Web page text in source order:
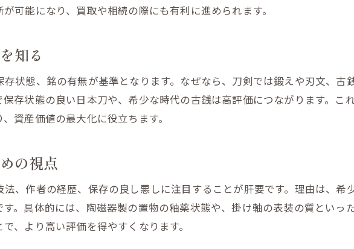
日本刀や置物の買取依頼時の注意点を解説
オンライン査定と店舗買取の違いと活用法
古銭や置物の高価買取を叶える秘訣
骨董品や古銭の高価買取を実現するコツ
茶道具・掛け軸と古銭の買取相場の違い解説
福島市で人気の骨董品買取サービス活用術
買取査定を上げるための保管方法とポイント
日本刀や古銭の価値を見逃さない査定方法
可能になり、買取や相続の際にも有利に進められます。
知る
状態、銘の有無が基準となります。なぜなら、刀剣では鍛えや刃文、古
存状態の良い日本刀や、希少な時代の古銭は高評価につながります。こ
資産価値の最大化に役立ちます。
の視点
、作者の経歴、保存の良し悪しに注目することが肝要です。理由は、希
。具体的には、陶磁器製の置物の釉薬状態や、掛け軸の表装の質といっ
、より高い評価を得やすくなります。